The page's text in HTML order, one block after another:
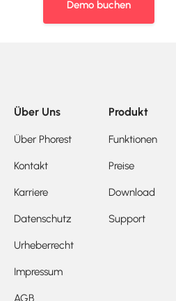
Demo buchen
Über Uns
Über Phorest
Kontakt
Karriere
Datenschutz
Urheberrecht
Impressum
AGB
Produkt
Funktionen
Preise
Download
Support